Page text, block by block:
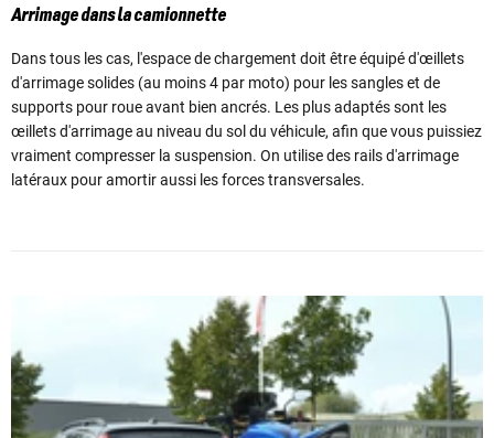
Arrimage dans la camionnette
Dans tous les cas, l'espace de chargement doit être équipé d'œillets
d'arrimage solides (au moins 4 par moto) pour les sangles et de
supports pour roue avant bien ancrés. Les plus adaptés sont les
œillets d'arrimage au niveau du sol du véhicule, afin que vous puissiez
vraiment compresser la suspension. On utilise des rails d'arrimage
latéraux pour amortir aussi les forces transversales.